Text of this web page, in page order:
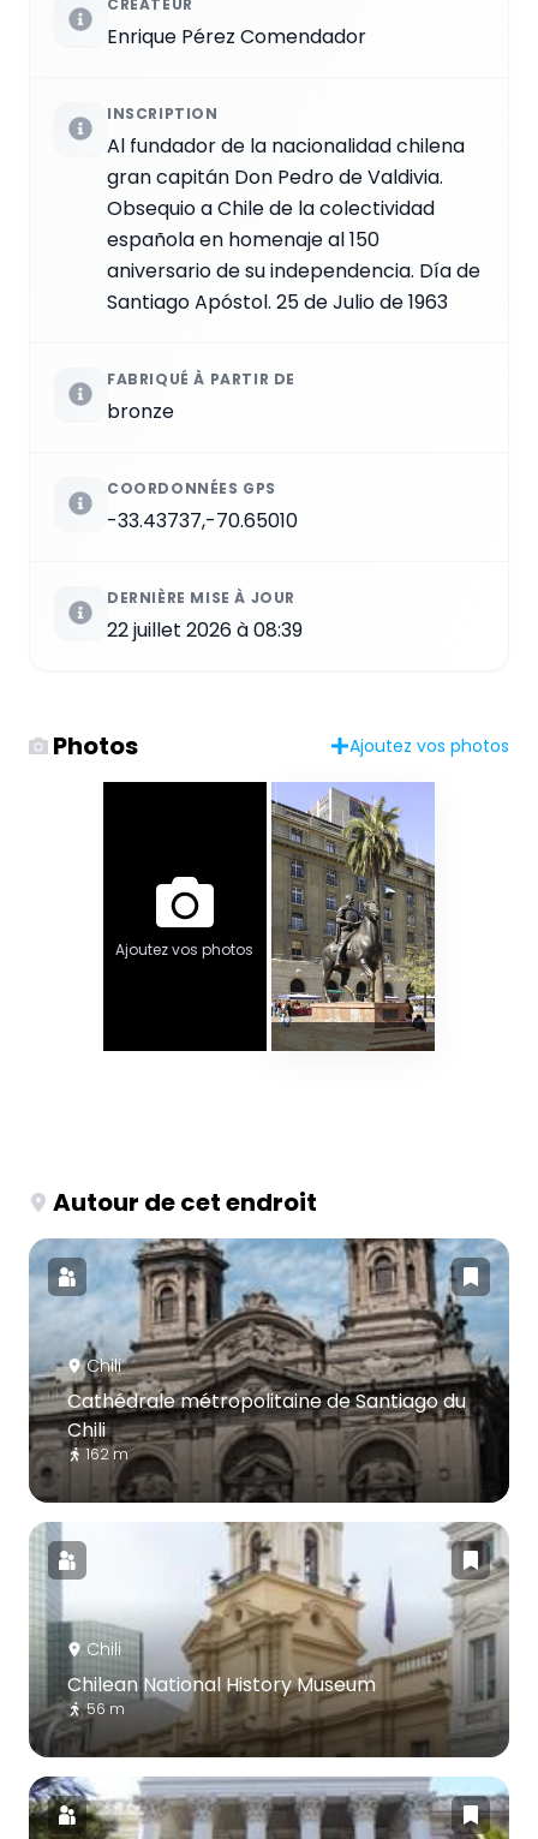
CRÉATEUR
Enrique Pérez Comendador
INSCRIPTION
Al fundador de la nacionalidad chilena
gran capitán Don Pedro de Valdivia.
Obsequio a Chile de la colectividad
española en homenaje al 150
aniversario de su independencia. Día de
Santiago Apóstol. 25 de Julio de 1963
FABRIQUÉ À PARTIR DE
bronze
COORDONNÉES GPS
-33.43737,-70.65010
DERNIÈRE MISE À JOUR
22 juillet 2026 à 08:39
Photos Ajoutez vos photos
Ajoutez vos photos
Autour de cet endroit
Chili
Cathédrale métropolitaine de Santiago du
Chili
162 m
Chili
Chilean National History Museum
56 m